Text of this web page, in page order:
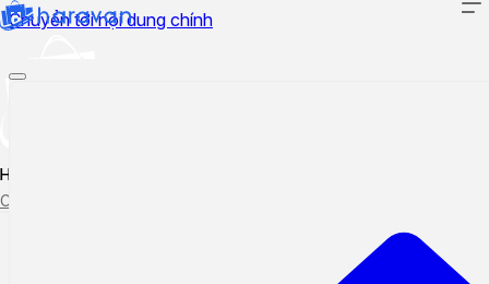
Chuyển tới nội dung chính
Hướng dẫn sử dụng
Cập nhật tính năng mới